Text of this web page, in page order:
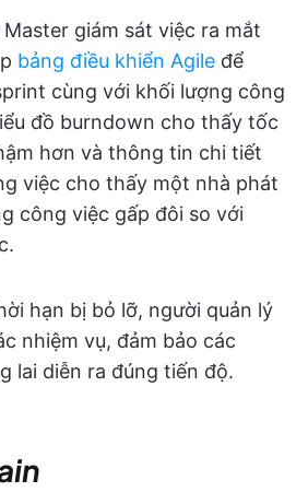
giám sát việc ra mắt
bảng điều khiển Agile để
cùng với khối lượng công
đồ burndown cho thấy tốc
hơn và thông tin chi tiết
việc cho thấy một nhà phát
công việc gấp đôi so với
hạn bị bỏ lỡ, người quản lý
nhiệm vụ, đảm bảo các
lai diễn ra đúng tiến độ.